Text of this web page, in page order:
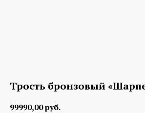
Трость бронзовый
99990,00руб.